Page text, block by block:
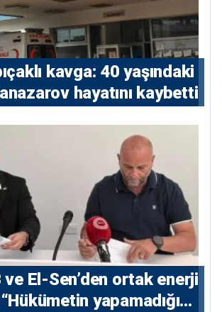
kavga: 40 yaşındaki
hayatını kaybetti
El-Sen’den ortak enerji
yapamadığını